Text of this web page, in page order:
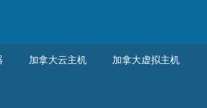
加拿大云主机 加拿大虚拟主机